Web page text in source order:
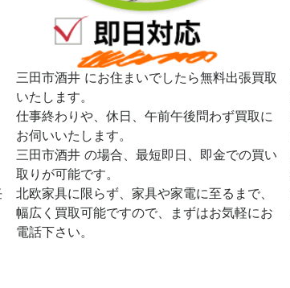
三田市酒井 にお住まいでしたら無料出張買取
いたします。
仕事終わりや、休日、午前午後問わず買取に
お伺いいたします。
三田市酒井 の場合、最短即日、即金での買い
取りが可能です。
北欧家具に限らず、家具や家電に至るまで、
幅広く買取可能ですので、まずはお気軽にお
電話下さい。